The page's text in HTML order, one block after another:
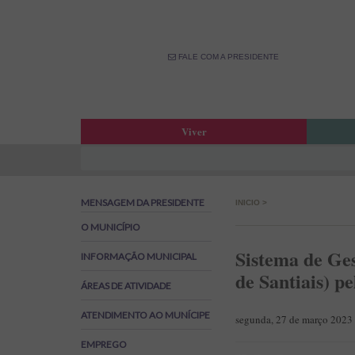
FALE COM A PRESIDENTE
Viver
Boletim Municipal
Agenda Municipal
Oferta Desportiva Municipal
Grandes Opções do Plano e Orçamento
Emprego na Autarquia
MENSAGEM DA PRESIDENTE
O MUNICÍPIO
INFORMAÇÃO MUNICIPAL
ÁREAS DE ATIVIDADE
ATENDIMENTO AO MUNÍCIPE
EMPREGO
INICIO >
Sistema de
de Santiais)
segunda, 27 de março 2023